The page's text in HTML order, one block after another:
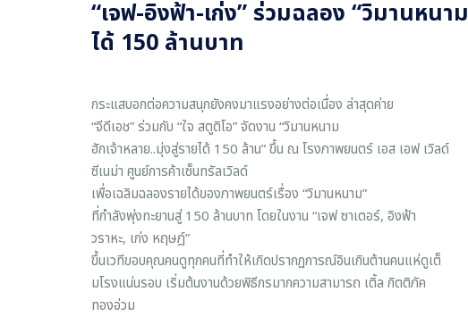
“เจฟ-อิงฟ้า-เก่ง” ร่วมฉลอง “วิมานหน
ได้ 150 ล้านบาท
กระแสบอกต่อความสนุกยังคงมาแรงอย่างต่อเนื่อง ล่าสุดค่าย
“จีดีเอช” ร่วมกับ “ใจ สตูดิโอ” จัดงาน “วิมานหนาม
ฮักเจ้าหลาย..มุ่งสู่รายได้ 150 ล้าน” ขึ้น ณ โรงภาพยนตร์ เอส เอฟ เวิลด์
ซีเนม่า ศูนย์การค้าเซ็นทรัลเวิลด์
เพื่อเฉลิมฉลองรายได้ของภาพยนตร์เรื่อง “วิมานหนาม”
ที่กำลังพุ่งทะยานสู่ 150 ล้านบาท โดยในงาน “เจฟ ซาเตอร์, อิงฟ้า
วราหะ, เก่ง หฤษฎ์”
ขึ้นเวทีขอบคุณคนดูทุกคนที่ทำให้เกิดปรากฏการณ์อินเกินต้านคนแห่ดูเต็
มโรงแน่นรอบ เริ่มต้นงานด้วยพิธีกรมากความสามารถ เติ้ล กิตติภัค
ทองอ่วม